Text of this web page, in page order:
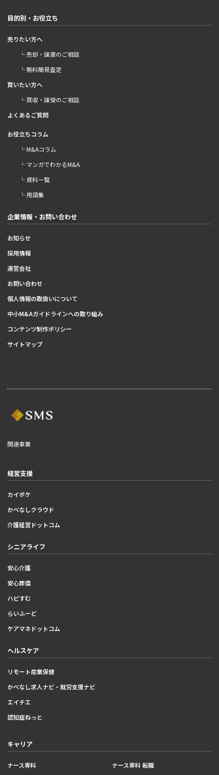
目的別・お役立ち
売りたい方へ
└ 売却・譲渡のご相談
└ 無料簡易査定
買いたい方へ
└ 買収・譲受のご相談
よくあるご質問
お役立ちコラム
└ M&Aコラム
└ マンガでわかるM&A
└ 資料一覧
└ 用語集
企業情報・お問い合わせ
お知らせ
採用情報
運営会社
お問い合わせ
個人情報の取扱いについて
中小M&Aガイドラインへの取り組み
コンテンツ制作ポリシー
サイトマップ
関連事業
経営支援
カイポケ
かべなしクラウド
介護経営ドットコム
シニアライフ
安心介護
安心葬儀
ハピすむ
らいふーど
ケアマネドットコム
ヘルスケア
リモート産業保健
かべなし求人ナビ・就労支援ナビ
エイチエ
認知症ねっと
キャリア
ナース専科 ナース専科 転職